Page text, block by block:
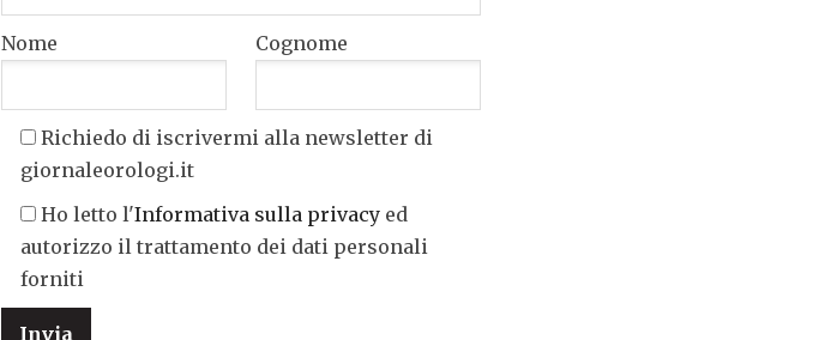
Nome Cognome
Richiedo di iscrivermi alla newsletter di
giornaleorologi.it
Ho letto l'Informativa sulla privacy ed
autorizzo il trattamento dei dati personali
forniti